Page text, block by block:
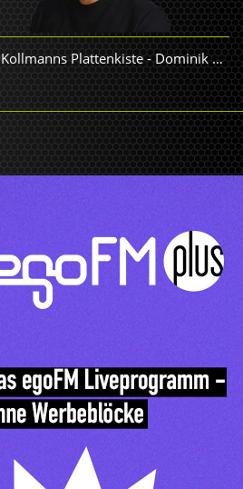
Kollmanns Plattenkiste-Dominik Kollmann